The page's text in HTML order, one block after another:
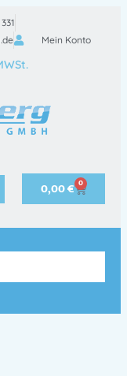
Mein Konto
0,00€ 0